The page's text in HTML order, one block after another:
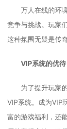
万人在线的环
竞争与挑战。玩家
这种氛围无疑是传
VIP系统的优待
为了提升玩家
VIP系统。成为VIP
富的游戏福利，还